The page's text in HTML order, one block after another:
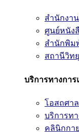
สำนักงา
ศูนย์หนัง
สำนักพิม
สถานีวิท
บริการทางกา
โอสถศา
บริการท
คลินิกกา